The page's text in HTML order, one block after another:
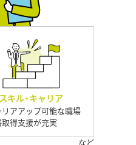
スキル・キャリア
リアアップ可能な職場
得支援が充実